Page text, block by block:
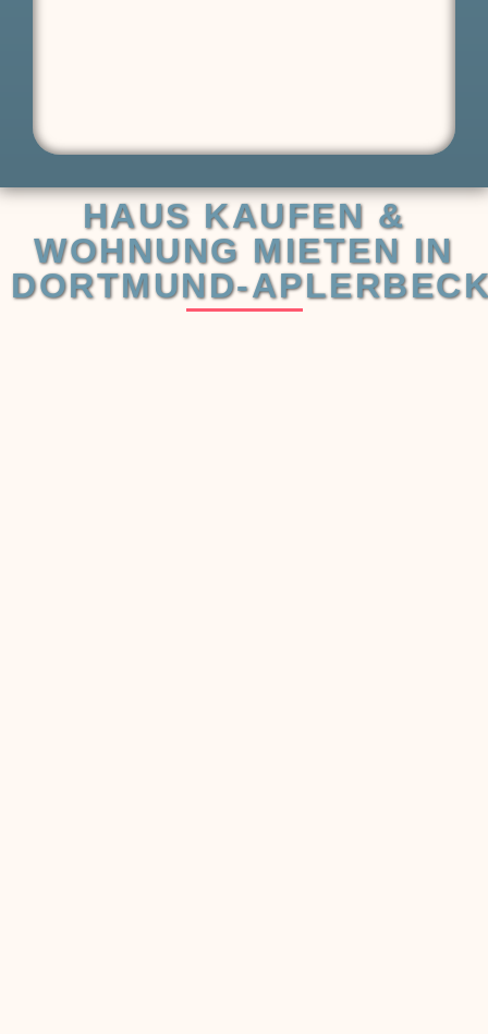
HAUS KAUFEN &
WOHNUNG MIETEN IN